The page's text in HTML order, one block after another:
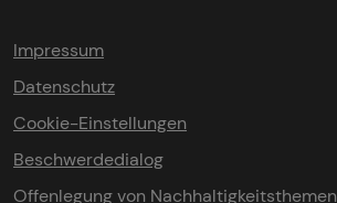
Impressum
Datenschutz
Cookie-Einstellungen
Beschwerdedialog
Offenlegung von Nachhaltigkeitsthemen